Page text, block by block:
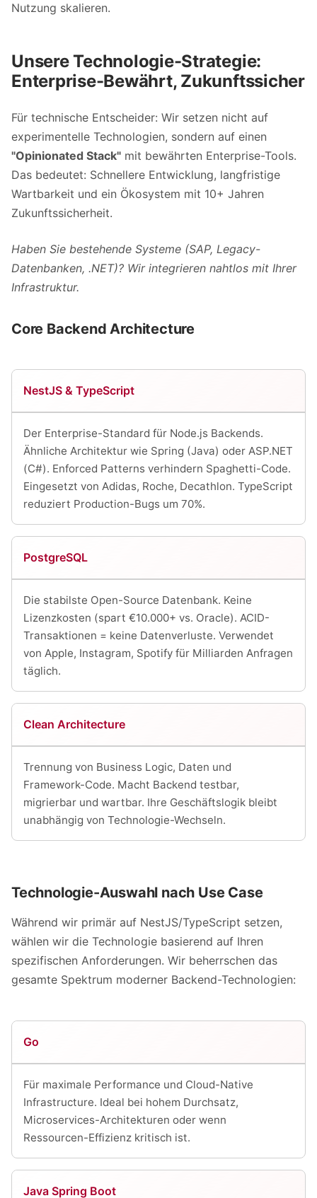
Nutzung skalieren.
Unsere Technologie-Strategie:
Enterprise-Bewährt, Zukunftssicher
Für technische Entscheider: Wir setzen nicht auf
experimentelle Technologien, sondern auf einen
"Opinionated Stack" mit bewährten Enterprise-Tools.
Das bedeutet: Schnellere Entwicklung, langfristige
Wartbarkeit und ein Ökosystem mit 10+ Jahren
Zukunftssicherheit.
Haben Sie bestehende Systeme (SAP, Legacy-
Datenbanken, .NET)? Wir integrieren nahtlos mit Ihrer
Infrastruktur.
Core Backend Architecture
NestJS & TypeScript
Der Enterprise-Standard für Node.js Backends.
Ähnliche Architektur wie Spring (Java) oder ASP.NET
(C#). Enforced Patterns verhindern Spaghetti-Code.
Eingesetzt von Adidas, Roche, Decathlon. TypeScript
reduziert Production-Bugs um 70%.
PostgreSQL
Die stabilste Open-Source Datenbank. Keine
Lizenzkosten (spart €10.000+ vs. Oracle). ACID-
Transaktionen = keine Datenverluste. Verwendet
von Apple, Instagram, Spotify für Milliarden Anfragen
täglich.
Clean Architecture
Trennung von Business Logic, Daten und
Framework-Code. Macht Backend testbar,
migrierbar und wartbar. Ihre Geschäftslogik bleibt
unabhängig von Technologie-Wechseln.
Technologie-Auswahl nach Use Case
Während wir primär auf NestJS/TypeScript setzen,
wählen wir die Technologie basierend auf Ihren
spezifischen Anforderungen. Wir beherrschen das
gesamte Spektrum moderner Backend-Technologien:
Go
Für maximale Performance und Cloud-Native
Infrastructure. Ideal bei hohem Durchsatz,
Microservices-Architekturen oder wenn
Ressourcen-Effizienz kritisch ist.
Java Spring Boot